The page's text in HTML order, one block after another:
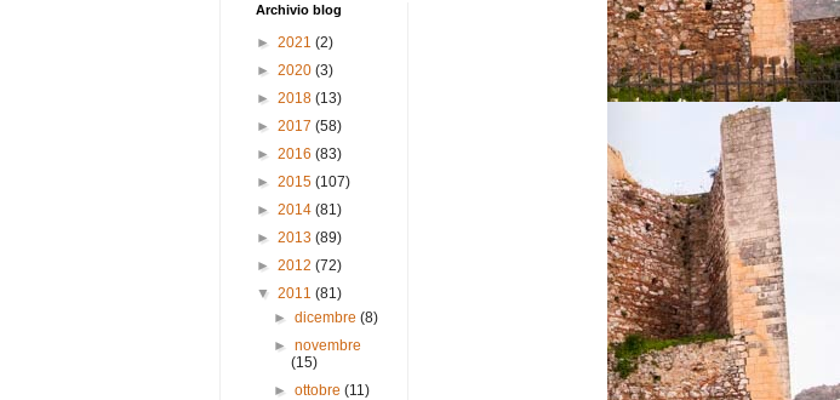
Archivio blog
► 2021 (2)
► 2020 (3)
► 2018 (13)
► 2017 (58)
► 2016 (83)
► 2015 (107)
► 2014 (81)
► 2013 (89)
► 2012 (72)
▼ 2011 (81)
►dicembre(8)
►novembre
(15)
►ottobre(11)